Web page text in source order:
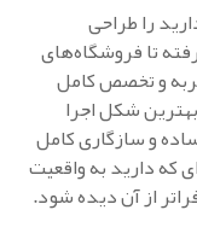
را طراحی
تا فروشگاه‌های
و تخصص کامل
شکل اجرا
و سازگاری کامل
که دارید به واقعیت
از آن دیده شود.